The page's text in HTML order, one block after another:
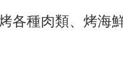
各種肉類、烤海